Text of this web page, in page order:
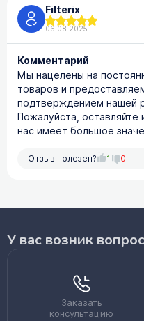
Filterix
06.08.2025
Комментарий
Мы нацелены на
товаров и
подтверждением нашей
Пожалуйста, оставляйте
нас имеет большое
Отзыв полезен? 1 0
У вас возник
Заказать
консультацию